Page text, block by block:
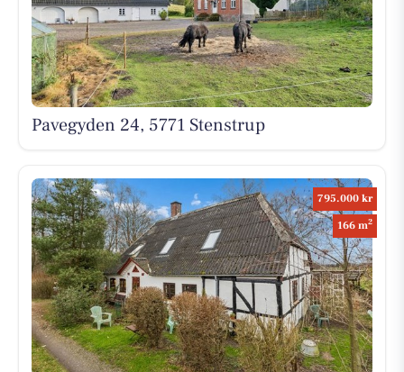
Pavegyden 24, 5771 Stenstrup
795.000 kr
166 m2